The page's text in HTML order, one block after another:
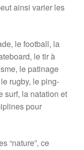
ainsi varier les
le football, la
le tir à
le patinage
rugby, le ping-
surf, la natation et
pour
“nature”, ce